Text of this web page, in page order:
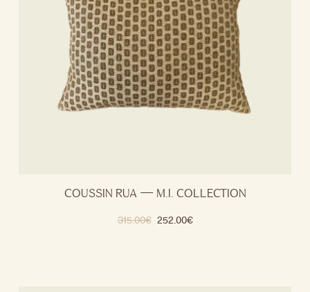
COUSSIN RUA — M.I. COLLECTION
315.00€ 252.00€